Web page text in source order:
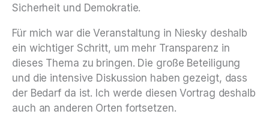
Sicherheit und Demokratie.
Für mich war die Veranstaltung in Niesky deshalb
ein wichtiger Schritt, um mehr Transparenz in
dieses Thema zu bringen. Die große Beteiligung
und die intensive Diskussion haben gezeigt, dass
der Bedarf da ist. Ich werde diesen Vortrag deshalb
auch an anderen Orten fortsetzen.